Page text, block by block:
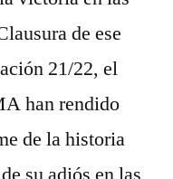
de ese
21/22, el
han rendido
de la historia